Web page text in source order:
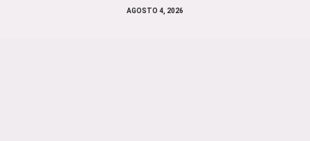
AGOSTO 4, 2026